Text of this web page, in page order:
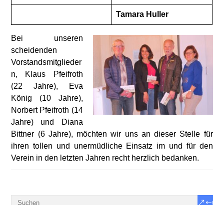
Tamara Huller
Bei unseren
scheidenden
Vorstandsmitglieder
n, Klaus Pfeifroth
(22 Jahre), Eva
König (10 Jahre),
Norbert Pfeifroth (14
Jahre) und Diana
Bittner (6 Jahre), möchten wir uns an dieser Stelle für
ihren tollen und unermüdliche Einsatz im und für den
Verein in den letzten Jahren recht herzlich bedanken.